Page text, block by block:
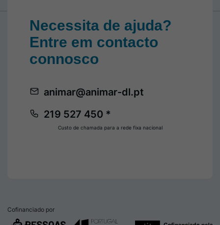
Necessita de ajuda?
Entre em contacto
connosco
219 527 450 *
animar@animar-dl.pt
Custo de chamada para a rede fixa nacional
Cofinanciado por